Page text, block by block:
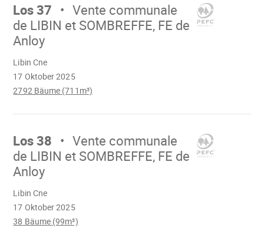
Los 37
Vente communale
de LIBIN et SOMBREFFE, FE de
Anloy
17 Oktober 2025
Libin Cne
2792 Bäume (711m³)
Mach
Los 38
Vente communale
de LIBIN et SOMBREFFE, FE de
Anloy
17 Oktober 2025
Libin Cne
38 Bäume (99m³)